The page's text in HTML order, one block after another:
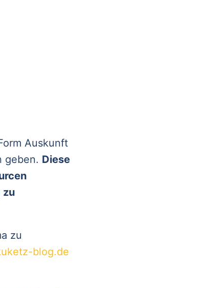
Auskunft
geben. Diese
zu
zu
blog.de